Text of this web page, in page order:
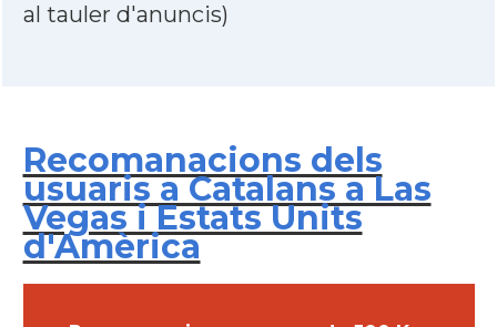
al tauler d'anuncis)
Recomanacions dels
usuaris a Catalans a Las
Vegas i Estats Units
d'Amèrica